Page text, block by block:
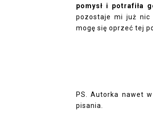
pomysł i potrafiła
pozostaje mi już nic
mogę się oprzeć tej
PS. Autorka nawet
pisania.